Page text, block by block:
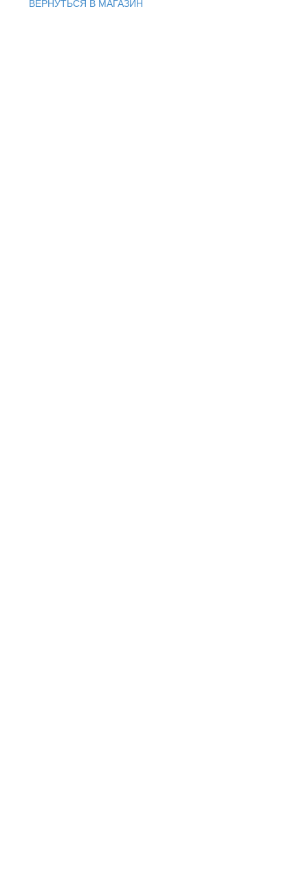
ВЕРНУТЬСЯ В МАГАЗИН